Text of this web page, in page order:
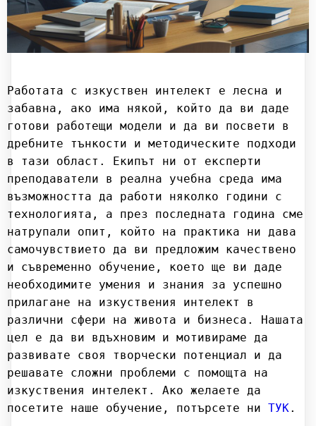
Работата с изкуствен интелект е лесна и
забавна, ако има някой, който да ви даде
готови работещи модели и да ви посвети в
дребните тънкости и методическите подходи
в тази област. Екипът ни от експерти
преподаватели в реална учебна среда има
възможността да работи няколко години с
технологията, а през последната година сме
натрупали опит, който на практика ни дава
самочувствието да ви предложим качествено
и съвременно обучение, което ще ви даде
необходимите умения и знания за успешно
прилагане на изкуствения интелект в
различни сфери на живота и бизнеса. Нашата
цел е да ви вдъхновим и мотивираме да
развивате своя творчески потенциал и да
решавате сложни проблеми с помощта на
изкуствения интелект. Ако желаете да
посетите наше обучение, потърсете ни ТУК